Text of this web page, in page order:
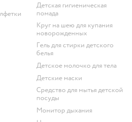
детская гигиеническая
помада
круг на шею для купания
новорожденных
гель для стирки детского
белья
детское молочко для тела
детские маски
средство для мытья детской
посуды
монитор дыхания